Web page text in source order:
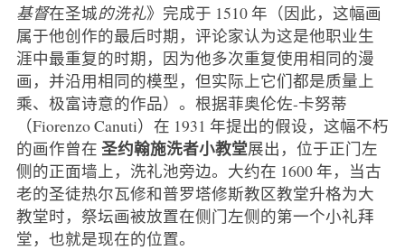
基督在圣城的洗礼》完成于 1510 年（因此，这幅画
属于他创作的最后时期，评论家认为这是他职业生
涯中最重复的时期，因为他多次重复使用相同的漫
画，并沿用相同的模型，但实际上它们都是质量上
乘、极富诗意的作品）。根据菲奥伦佐-卡努蒂
（Fiorenzo Canuti）在 1931 年提出的假设，这幅不朽
的画作曾在 圣约翰施洗者小教堂展出，位于正门左
侧的正面墙上，洗礼池旁边。大约在 1600 年，当古
老的圣徒热尔瓦修和普罗塔修斯教区教堂升格为大
教堂时，祭坛画被放置在侧门左侧的第一个小礼拜
堂，也就是现在的位置。